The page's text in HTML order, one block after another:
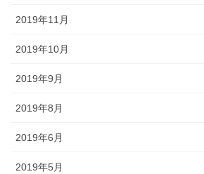
2019年11月
2019年10月
2019年9月
2019年8月
2019年6月
2019年5月